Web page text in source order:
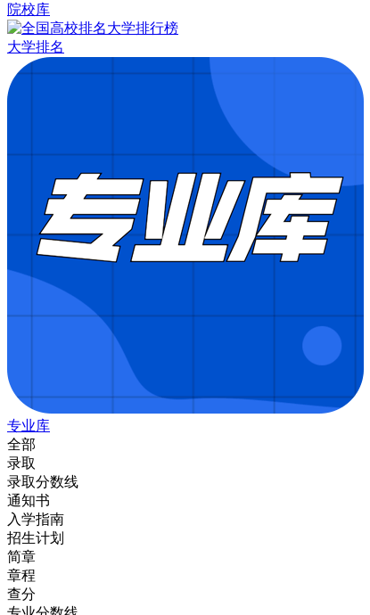
院校库
大学排名
专业库
全部
录取
录取分数线
通知书
入学指南
招生计划
简章
章程
查分